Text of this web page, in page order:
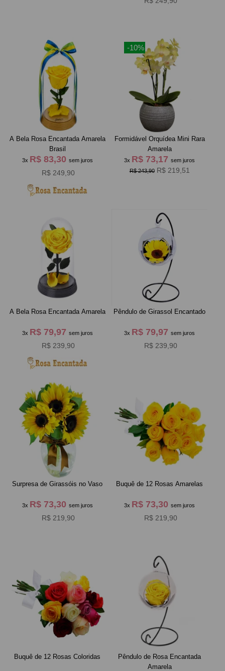
A Bela Rosa Encantada Amarela
Brasil
3x R$ 83,30 sem juros
R$ 249,90
-10%
Formidável Orquídea Mini Rara
Amarela
3x R$ 73,17sem juros
R$ 243,90 R$ 219,51
A Bela Rosa Encantada Amarela
3x R$ 79,97 sem juros
R$ 239,90
Pêndulo de Girassol Encantado
3x R$ 79,97sem juros
R$ 239,90
Surpresa de Girassóis no Vaso
3x R$ 73,30 sem juros
R$ 219,90
Buquê de 12 Rosas Amarelas
3x R$ 73,30sem juros
R$ 219,90
Buquê de 12 Rosas Coloridas
Pêndulo de Rosa Encantada
Amarela